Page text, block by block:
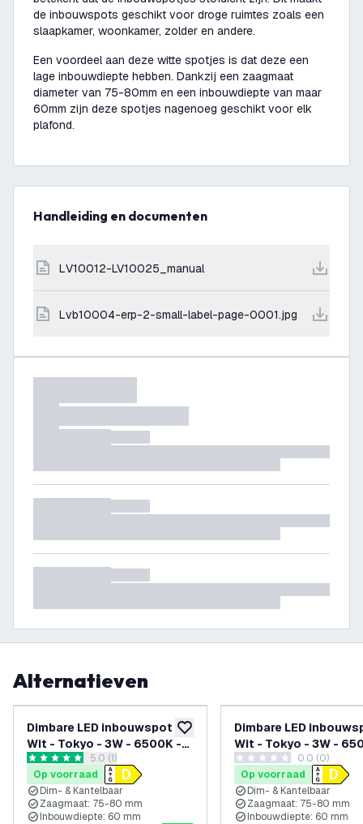
de inbouwspots geschikt voor droge ruimtes zoals een
slaapkamer, woonkamer, zolder en andere.
Een voordeel aan deze witte spotjes is dat deze een
lage inbouwdiepte hebben. Dankzij een zaagmaat
diameter van 75-80mm en een inbouwdiepte van maar
60mm zijn deze spotjes nagenoeg geschikt voor elk
plafond.
Handleiding en documenten
LV10012-LV10025_manual
lvb10004-erp-2-small-label-page-0001.jpg
Alternatieven
toevoegen aan verlanglijst
Dimbare LED inbouwspot
Wit - Tokyo - 3W - 6500K -
ø92mm - 6 packreviews drawer openen
5 score sterren5.0 (1)
Op voorraad
Dim- & Kantelbaar
Zaagmaat: 75-80 mm
Inbouwdiepte: 60 mm
Dimbare LED
Wit - Tokyo - 3W -
ø92mm
0 score sterren0.0 (0)
Op voorraad
Dim- & Kantelbaar
Zaagmaat: 75-80 mm
Inbouwdiepte: 60 mm